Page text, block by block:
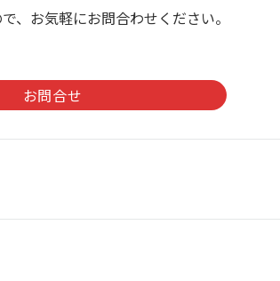
、お気軽にお問合わせください。
お問合せ